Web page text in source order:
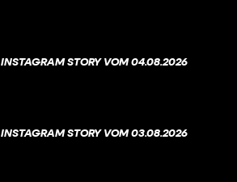
INSTAGRAM STORY VOM 04.08.2026
INSTAGRAM STORY VOM 03.08.2026